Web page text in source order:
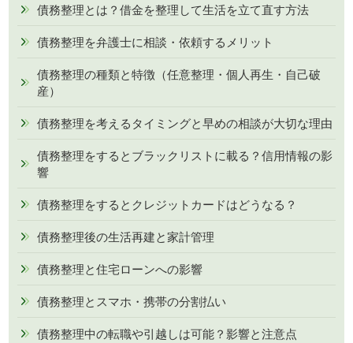
債務整理とは？借金を整理して生活を立て直す方法
債務整理を弁護士に相談・依頼するメリット
債務整理の種類と特徴（任意整理・個人再生・自己破
産）
債務整理を考えるタイミングと早めの相談が大切な理由
債務整理をするとブラックリストに載る？信用情報の影
響
債務整理をするとクレジットカードはどうなる？
債務整理後の生活再建と家計管理
債務整理と住宅ローンへの影響
債務整理とスマホ・携帯の分割払い
債務整理中の転職や引越しは可能？影響と注意点